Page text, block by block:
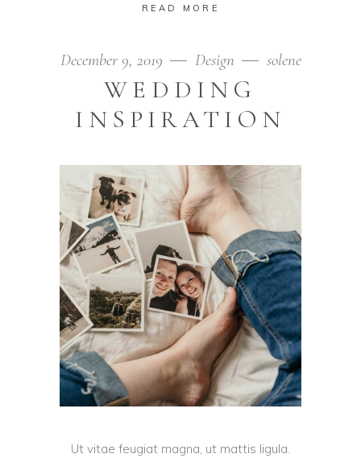
READ MORE
December 9, 2019 Design solene
WEDDING
INSPIRATION
Ut vitae feugiat magna, ut mattis ligula.